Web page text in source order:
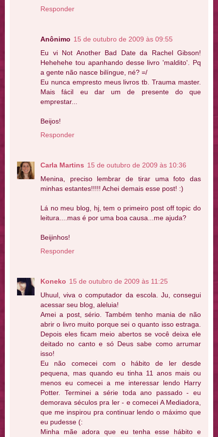
Responder
Anônimo 15 de outubro de 2009 às 09:55
Eu vi Not Another Bad Date da Rachel Gibson!
Hehehehe tou apanhando desse livro 'maldito'. Pq
a gente não nasce bilíngue, né? =/
Eu nunca empresto meus livros tb. Trauma master.
Mais fácil eu dar um de presente do que
emprestar...
Beijos!
Responder
Carla Martins 15 de outubro de 2009 às 10:36
Menina, preciso lembrar de tirar uma foto das
minhas estantes!!!!! Achei demais esse post! :)
Lá no meu blog, hj, tem o primeiro post off topic do
leitura....mas é por uma boa causa...me ajuda?
Beijinhos!
Responder
Koneko 15 de outubro de 2009 às 11:25
Uhuul, viva o computador da escola. Ju, consegui
acessar seu blog, aleluia!
Amei a post, sério. Também tenho mania de não
abrir o livro muito porque sei o quanto isso estraga.
Depois eles ficam meio abertos se você deixa ele
deitado no canto e só Deus sabe como arrumar
isso!
Eu não comecei com o hábito de ler desde
pequena, mas quando eu tinha 11 anos mais ou
menos eu comecei a me interessar lendo Harry
Potter. Terminei a série toda ano passado - eu
demorava séculos pra ler - e comecei A Mediadora,
que me inspirou pra continuar lendo o máximo que
eu pudesse (:
Minha mãe adora que eu tenha esse hábito e